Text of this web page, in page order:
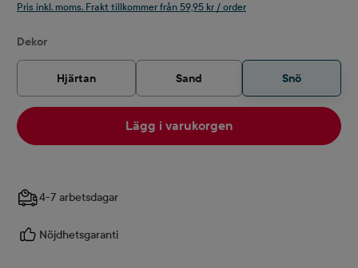
Pris inkl. moms. Frakt tillkommer från 59,95 kr / order
Välj
Dekor
Hjärtan Sand Snö
Lägg i varukorgen
4-7 arbetsdagar
Nöjdhetsgaranti